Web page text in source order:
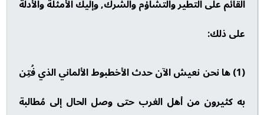
القائم على التطير والتشاؤم والشرك, وإليك الأمثلة والأدلة
على ذلك:
(1) ها نحن نعيش الآن حدث الأخطبوط الألماني الذي فُتِن
به كثيرون من أهل الغرب حتى وصل الحال إلى مُطالبة